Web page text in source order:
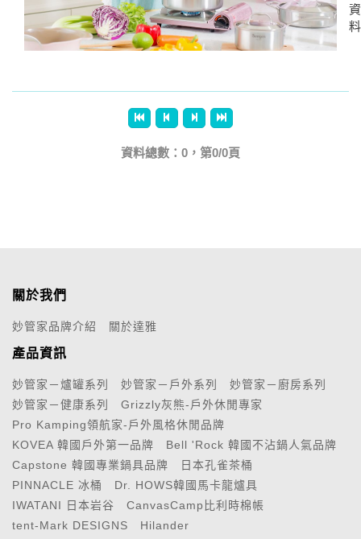
資
料
資料總數：0，第0/0頁
關於我們
妙管家品牌介紹 關於達雅
產品資訊
妙管家－爐罐系列 妙管家－戶外系列
妙管家－廚房系列
妙管家－健康系列
Grizzly灰熊-戶外休閒專家
Pro Kamping領航家-戶外風格休閒品牌
KOVEA 韓國戶外第一品牌
Bell 'Rock 韓國不沾鍋人氣品牌
Capstone 韓國專業鍋具品牌
日本孔雀茶桶
PINNACLE 冰桶
Dr. HOWS韓國馬卡龍爐具
IWATANI 日本岩谷
CanvasCamp比利時棉帳
tent-Mark DESIGNS
Hilander